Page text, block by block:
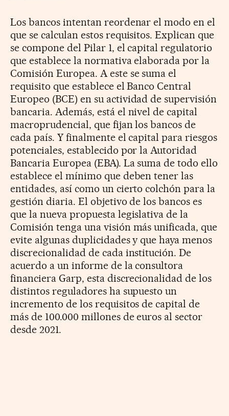
Los bancos intentan reordenar el modo en el
que se calculan estos requisitos. Explican que
se compone del Pilar 1, el capital regulatorio
que establece la normativa elaborada por la
Comisión Europea. A este se suma el
requisito que establece el Banco Central
Europeo (BCE) en su actividad de supervisión
bancaria. Además, está el nivel de capital
macroprudencial, que fijan los bancos de
cada país. Y finalmente el capital para riesgos
potenciales, establecido por la Autoridad
Bancaria Europea (EBA). La suma de todo ello
establece el mínimo que deben tener las
entidades, así como un cierto colchón para la
gestión diaria. El objetivo de los bancos es
que la nueva propuesta legislativa de la
Comisión tenga una visión más unificada, que
evite algunas duplicidades y que haya menos
discrecionalidad de cada institución. De
acuerdo a un informe de la consultora
financiera Garp, esta discrecionalidad de los
distintos reguladores ha supuesto un
incremento de los requisitos de capital de
más de 100.000 millones de euros al sector
desde 2021.